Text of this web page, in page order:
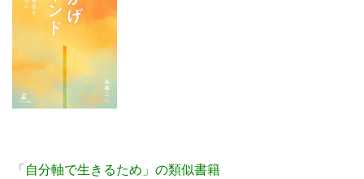
「自分軸で生きるため」の類似書籍